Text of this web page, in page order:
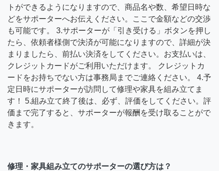
トができるようになりますので、商品名や数、希望日時な
どをサポーターへお伝えください。ここで金額などの交渉
も可能です。 3.サポーターが「引き受ける」ボタンを押し
たら、依頼者様側で決済が可能になりますので、詳細が決
まりましたら、前払い決済をしてください。お支払いは、
クレジットカードがご利用いただけます。 クレジットカ
ードをお持ちでない方は事務局までご連絡ください。 4.予
定日時にサポーターが訪問して修理や家具を組み立てま
す！ 5.組み立て終了後は、必ず、評価をしてください。評
価まで完了すると、サポーターが報酬を受け取ることがで
きます。
修理・家具組み立てのサポーターの選び方は？